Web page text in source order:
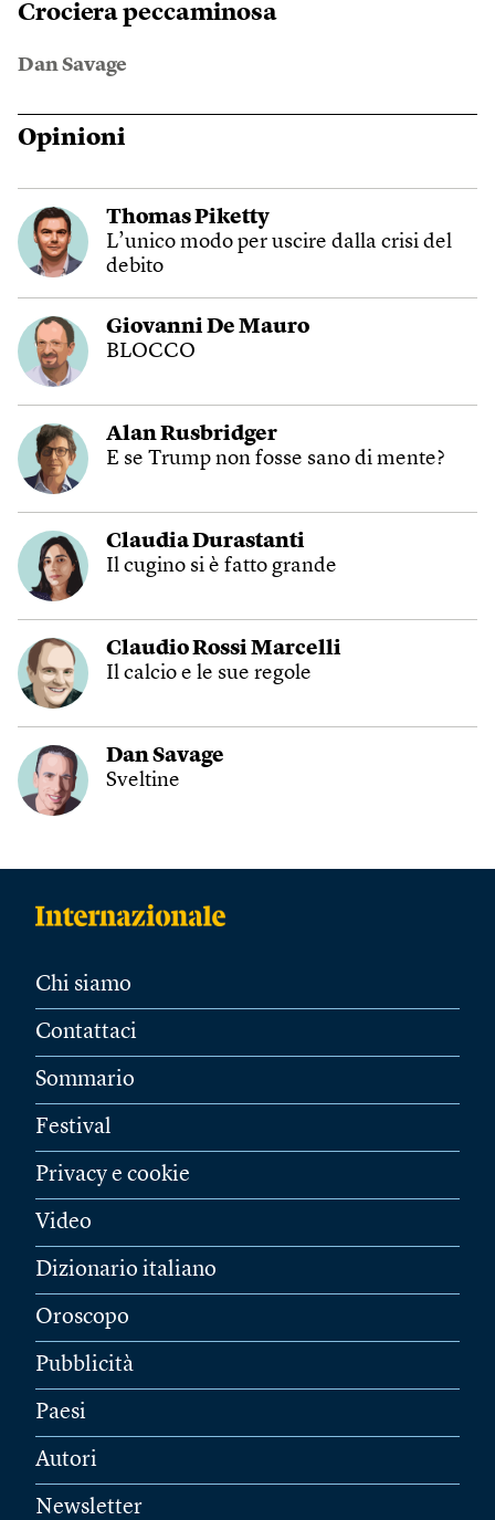
Crociera peccaminosa
Dan Savage
Opinioni
Thomas Piketty
L’unico modo per uscire dalla crisi del
debito
Giovanni De Mauro
BLOCCO
Alan Rusbridger
E se Trump non fosse sano di mente?
Claudia Durastanti
Il cugino si è fatto grande
Claudio Rossi Marcelli
Il calcio e le sue regole
Dan Savage
Sveltine
Chi siamo
Contattaci
Sommario
Festival
Privacy e cookie
Video
Dizionario italiano
Oroscopo
Pubblicità
Paesi
Autori
Newsletter